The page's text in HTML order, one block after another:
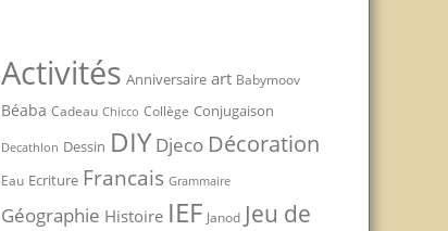
Activités Anniversaire art Babymoov
Béaba Cadeau Chicco Collège Conjugaison
Decathlon Dessin DIY Djeco Décoration
Eau Ecriture Francais Grammaire
Géographie Histoire IEF Janod Jeu de